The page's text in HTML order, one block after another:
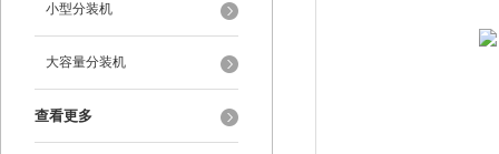
小型分装机
大容量分装机
查看更多